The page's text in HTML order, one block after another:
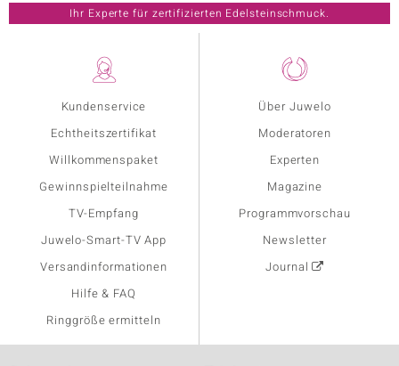
Kundenservice
Echtheitszertifikat
Willkommenspaket
Gewinnspielteilnahme
TV-Empfang
Juwelo-Smart-TV App
Versandinformationen
Hilfe & FAQ
Ringgröße ermitteln
Über Juwelo
Moderatoren
Experten
Magazine
Programmvorschau
Newsletter
Journal
Ihr Experte für zertifizierten Edelsteinschmuck.